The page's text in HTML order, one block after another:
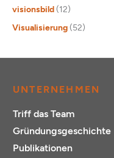
visionsbild (12)
Visualisierung (52)
UNTERNEHMEN
Triff das Team
Gründungsgeschichte
Publikationen